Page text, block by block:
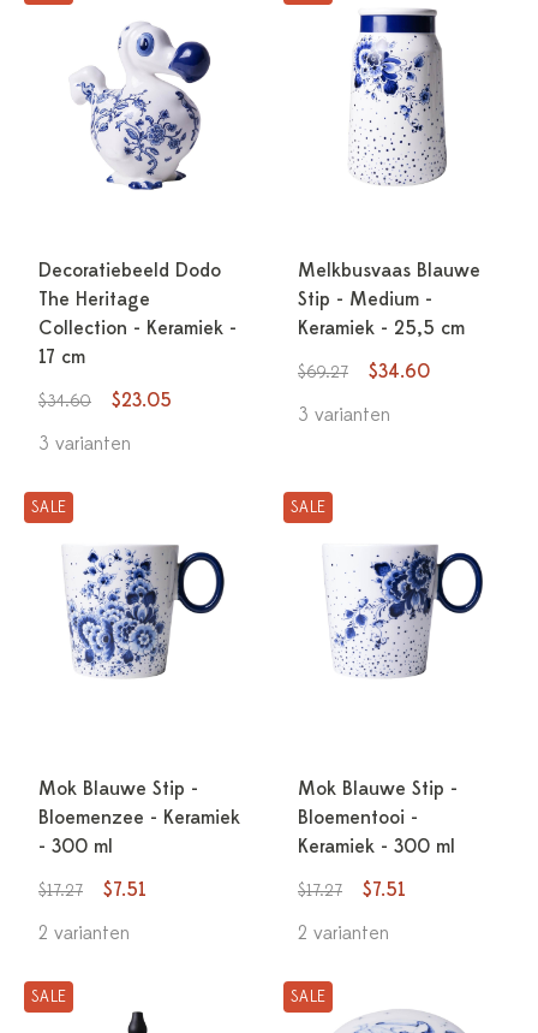
Decoratiebeeld Dodo
The Heritage
Collection - Keramiek -
17 cm
$34.60
$23.05
3 varianten
Melkbusvaas Blauwe
Stip - Medium -
Keramiek - 25,5 cm
$69.27
$34.60
3 varianten
SALE
Mok Blauwe Stip -
Bloemenzee - Keramiek
- 300 ml
$17.27
$7.51
2 varianten
SALE
Mok Blauwe Stip -
Bloementooi -
Keramiek - 300 ml
$17.27
$7.51
2 varianten
SALE SALE